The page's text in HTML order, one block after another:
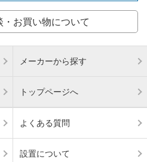
・お買い物について
メーカーから探す
トップページへ
よくある質問
設置について